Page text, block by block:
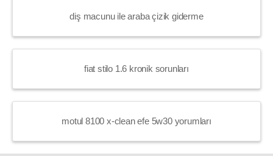
diş macunu ile araba çizik giderme
fiat stilo 1.6 kronik sorunları
motul 8100 x-clean efe 5w30 yorumları